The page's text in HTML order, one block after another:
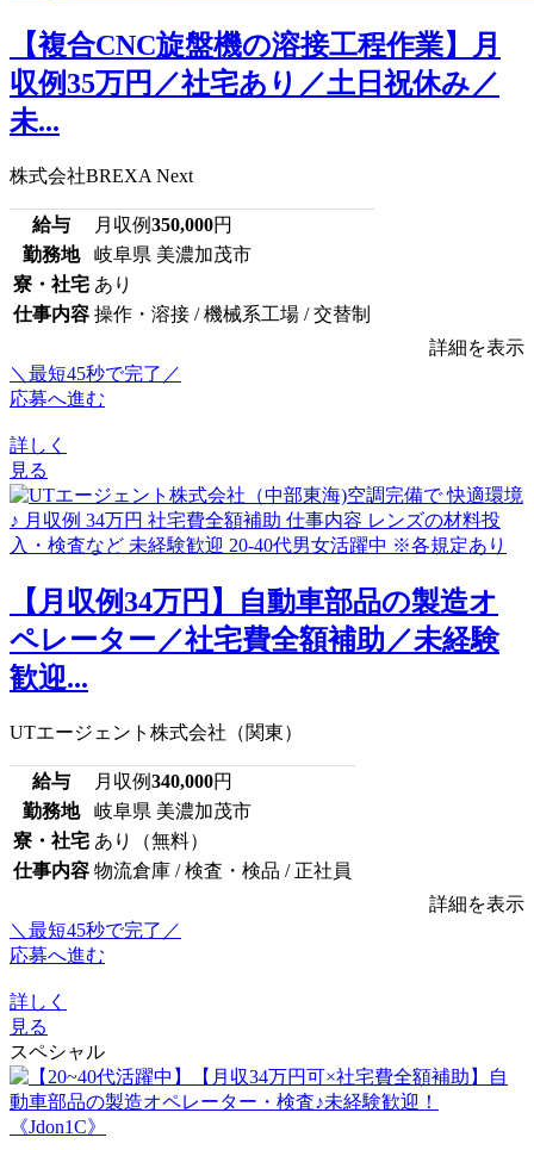
【複合CNC旋盤機の溶接工程作業】月
収例35万円／社宅あり／土日祝休み／
未...
株式会社BREXA Next
給与 月収例350,000円
勤務地
岐阜県 美濃加茂市
寮・社宅 あり
仕事内容 操作・溶接 / 機械系工場 / 交替制
詳細を表示
＼最短45秒で完了／
応募へ進む
詳しく
見る
【月収例34万円】自動車部品の製造オ
ペレーター／社宅費全額補助／未経験
歓迎...
UTエージェント株式会社（関東）
給与 月収例340,000円
勤務地
岐阜県 美濃加茂市
寮・社宅 あり（無料）
仕事内容 物流倉庫 / 検査・検品 / 正社員
詳細を表示
＼最短45秒で完了／
応募へ進む
詳しく
見る
スペシャル